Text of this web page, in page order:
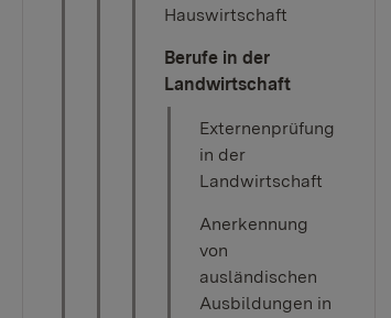
Hauswirtschaft
Berufe in der
Landwirtschaft
Externenprüfung
in der
Landwirtschaft
Anerkennung
von
ausländischen
Ausbildungen in